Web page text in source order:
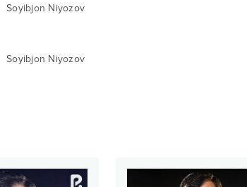
Soyibjon Niyozov
Soyibjon Niyozov